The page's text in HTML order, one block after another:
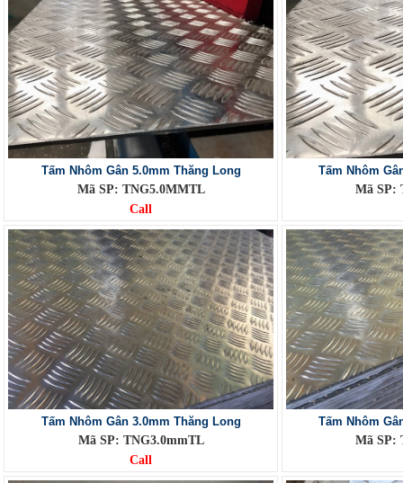
Tấm Nhôm Gân 5.0mm Thăng Long
Mã SP: TNG5.0MMTL
Call
Tấm Nhôm
Mã SP:
Tấm Nhôm Gân 3.0mm Thăng Long
Mã SP: TNG3.0mmTL
Call
Tấm Nhôm
Mã SP: